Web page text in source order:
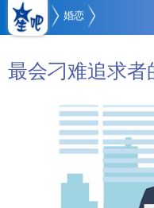
婚恋
最会刁难追求者